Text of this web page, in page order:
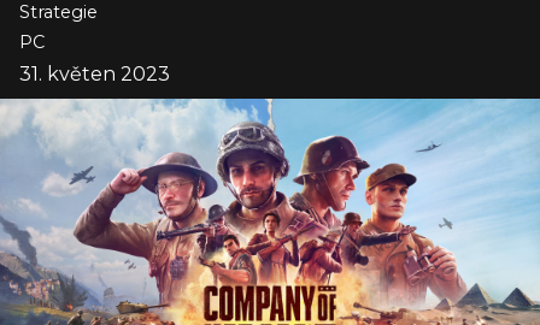
Strategie
PC
31. květen 2023